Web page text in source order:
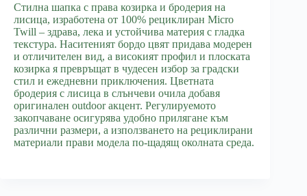
Стилна шапка с права козирка и бродерия на
лисица, изработена от 100% рециклиран Micro
Twill – здрава, лека и устойчива материя с гладка
текстура. Наситеният бордо цвят придава модерен
и отличителен вид, а високият профил и плоската
козирка я превръщат в чудесен избор за градски
стил и ежедневни приключения. Цветната
бродерия с лисица в слънчеви очила добавя
оригинален outdoor акцент. Регулируемото
закопчаване осигурява удобно прилягане към
различни размери, а използването на рециклирани
материали прави модела по-щадящ околната среда.